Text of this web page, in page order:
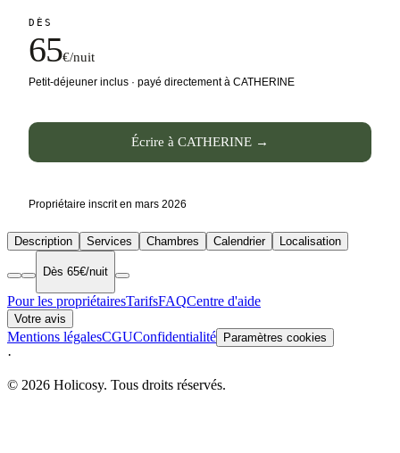
DÈS
65€/nuit
Petit-déjeuner inclus · payé directement à CATHERINE
Écrire à CATHERINE →
Propriétaire inscrit en mars 2026
Description Services Chambres Calendrier Localisation
Dès 65€/nuit
Pour les propriétairesTarifsFAQCentre d'aide
Votre avis
Mentions légalesCGUConfidentialité Paramètres cookies
·
© 2026 Holicosy. Tous droits réservés.